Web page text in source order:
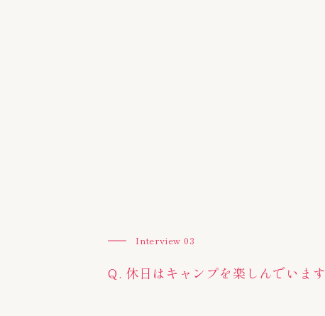
Interview 03
Q. 休日はキャンプを楽しんでいます